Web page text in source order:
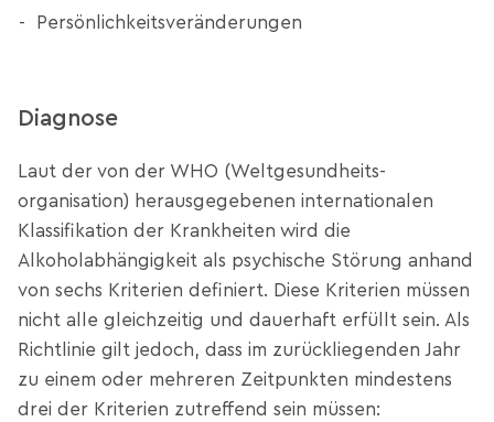
Persönlichkeitsveränderungen
Diagnose
Laut der von der WHO (Weltgesundheits­­­
organisation) herausgegebenen internationalen
Klassifikation der Krankheiten wird die
Alkoholabhängigkeit als psychische Störung anhand
von sechs Kriterien definiert. Diese Kriterien müssen
nicht alle gleichzeitig und dauerhaft erfüllt sein. Als
Richtlinie gilt jedoch, dass im zurückliegenden Jahr
zu einem oder mehreren Zeitpunkten mindestens
drei der Kriterien zutreffend sein müssen: